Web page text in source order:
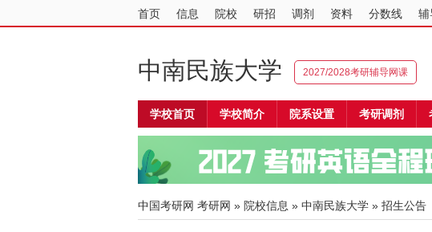
首页 信息 院校 研招 调剂 资料 分数线 辅
中南民族大学 2027/2028考研辅导网课
学校首页 学校简介 院系设置 考研调剂
中国考研网 考研网 » 院校信息 » 中南民族大学 » 招生公告